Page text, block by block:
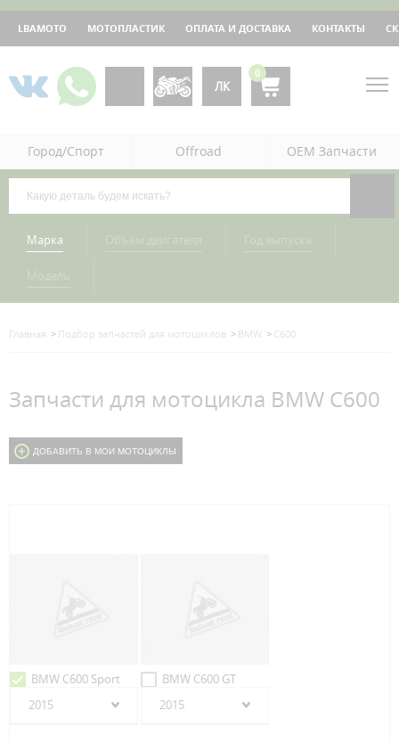
LBAMOTO МОТОПЛАСТИК ОПЛАТА И ДОСТАВКА КОНТАКТЫ
ЛК
0
Город/Спорт Offroad OEM Запчасти
Марка
Главная Подбор запчастей для мотоциклов BMW C600
Запчасти для мотоцикла BMW C600
ДОБАВИТЬ В МОИ МОТОЦИКЛЫ
BMW C600 Sport
2015
BMW C600 GT
2015